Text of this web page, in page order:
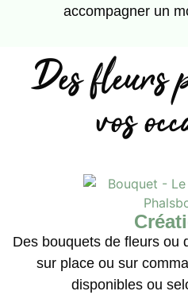
accompagner un
Des fleurs
vos
Des bouquets de fleurs ou
sur place ou sur
disponibles ou